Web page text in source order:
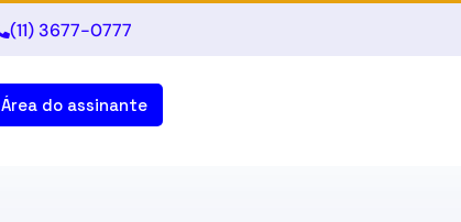
(11) 3677-0777
Área do assinante